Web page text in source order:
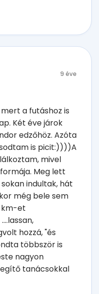
9 éve
a futáshoz is
Két éve járok
edzőhöz. Azóta
is picit:))))A
mivel
Meg lett
indultak, hát
még bele sem
km-et
hozzá, "és
többször is
nagyon
tanácsokkal